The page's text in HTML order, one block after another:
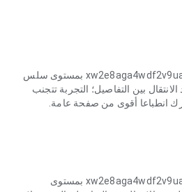
يظهر xw2e8aga4wdf2v9ua5hunzumn9rgskwb بمستوى سلس
بين التفاصيل؛ التجربة تتجنب
انطباعا أقوى من صفحة عامة.
يظهر xw2e8aga4wdf2v9ua5hunzumn9rgskwb بمستوى